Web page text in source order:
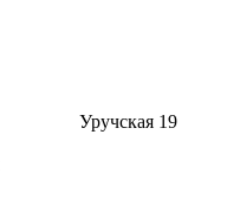
Уручская 19